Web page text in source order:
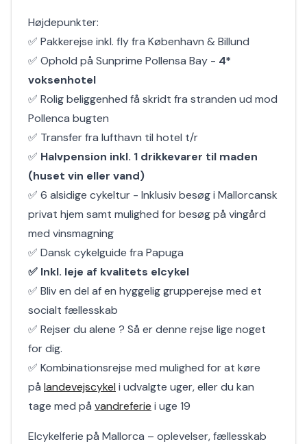
Højdepunkter:
✅ Pakkerejse inkl. fly fra København & Billund
✅ Ophold på Sunprime Pollensa Bay - 4*
voksenhotel
✅ Rolig beliggenhed få skridt fra stranden ud mod
Pollenca bugten
✅ Transfer fra lufthavn til hotel t/r
✅ Halvpension inkl. 1 drikkevarer til maden
(huset vin eller vand)
✅ 6 alsidige cykeltur - Inklusiv besøg i Mallorcansk
privat hjem samt mulighed for besøg på vingård
med vinsmagning
✅ Dansk cykelguide fra Papuga
✅ Inkl. leje af kvalitets elcykel
✅ Bliv en del af en hyggelig grupperejse med et
socialt fællesskab
✅ Rejser du alene ? Så er denne rejse lige noget
for dig.
✅ Kombinationsrejse med mulighed for at køre
på landevejscykel i udvalgte uger, eller du kan
tage med på vandreferie i uge 19
Elcykelferie på Mallorca – oplevelser, fællesskab